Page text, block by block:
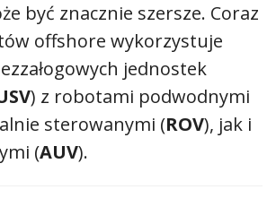
być znacznie szersze. Coraz
offshore wykorzystuje
jednostek
) z robotami podwodnymi
sterowanymi (ROV), jak i
(AUV).